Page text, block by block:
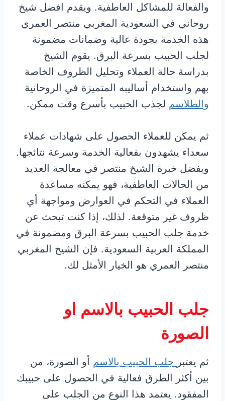
والفعالة للمشاكل العاطفية. ويقدم افضل شيخ
روحاني في السعودية المغربي منتصر العمري
هذه الخدمة بجودة عالية وضمانات مضمونة
لجلب الحبيب بسرعة البرق. يقوم الشيخ
بدراسة حالة العملاء وتحليل الظروف الخاصة
بهم واستخدام أساليبه المتميزة في الروحانية
والطلاسم لجذب الحبيب بأسرع وقت ممكن.
ثم يمكن للعملاء الحصول على شهادات عملاء
سعداء يشهدون بفعالية الخدمة وسرعة نتائجها.
وبفضل خبرة الشيخ منتصر في معالجة العديد
من الحالات العاطفية، فهو يمكنه مساعدة
العملاء في التحكم في العوارض ومواجهة أي
ظروف غير متوقعة. لذلك، إذا كنت تبحث عن
خدمة جلب الحبيب بسرعة البرق ومضمونة في
المملكة العربية السعودية. فإن الشيخ المغربي
منتصر العمري هو الخيار الأمثل لك.
جلب الحبيب بالاسم او
الصورة
ثم يعتبر جلب الحبيب بالاسم أو الصورة، من
بين أكثر الطرق فعالية في الحصول على حبيبك
المفقود. يعتمد هذا النوع من الجلب على